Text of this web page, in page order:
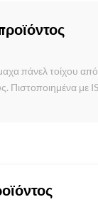
πάνελ τοίχου
Πιστοποιημένα με